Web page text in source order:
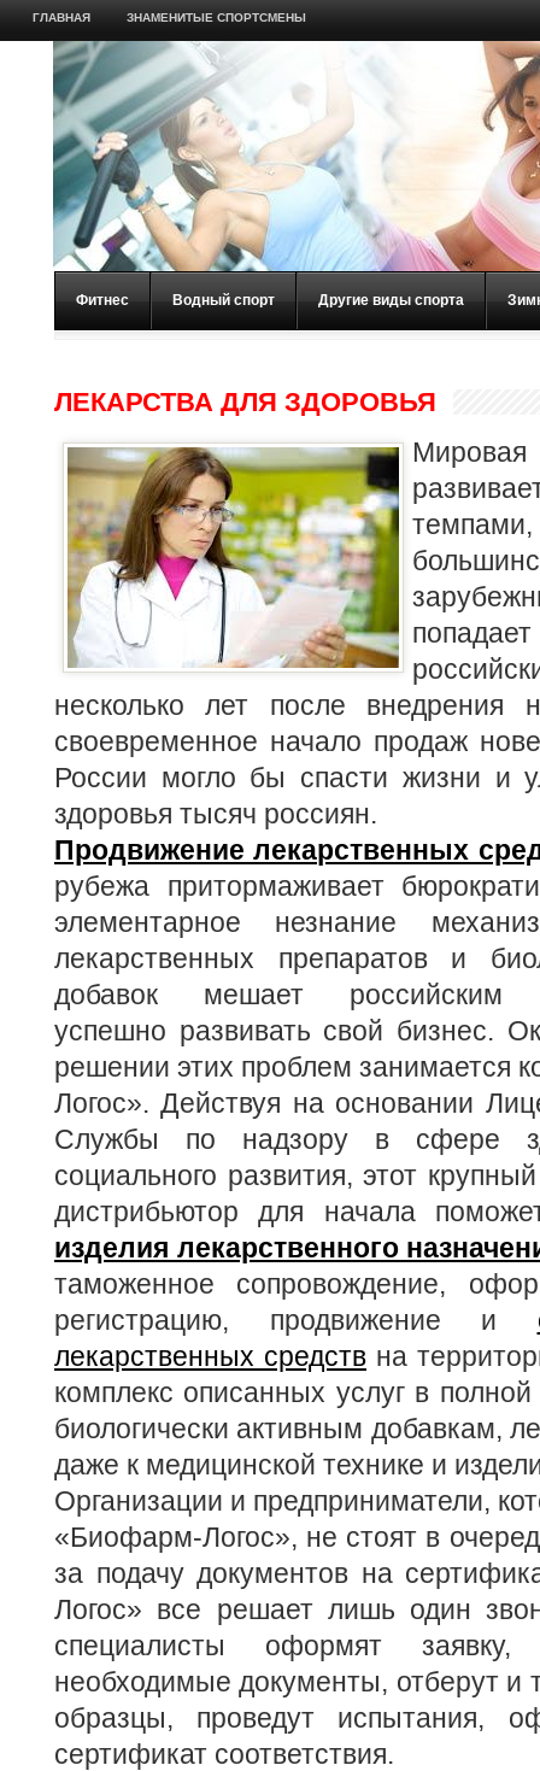
ГЛАВНАЯ ЗНАМЕНИТЫЕ СПОРТСМЕНЫ
Фитнес Водный спорт Другие виды спорта
ЛЕКАРСТВА ДЛЯ ЗДОРОВЬЯ
несколько лет после внедрения
своевременное начало продаж
России могло бы спасти жизни и
здоровья тысяч россиян.
Продвижение лекарственных
рубежа притормаживает
элементарное незнание
лекарственных препаратов и
добавок мешает российским
успешно развивать свой бизнес.
решении этих проблем занимается
Логос». Действуя на основании
Службы по надзору в сфере
социального развития, этот
дистрибьютор для начала
изделия лекарственного
таможенное сопровождение,
регистрацию, продвижение и
лекарственных средств на
комплекс описанных услуг в
биологически активным добавкам,
даже к медицинской технике и
Организации и предприниматели,
«Биофарм-Логос», не стоят в
за подачу документов на
Логос» все решает лишь один
специалисты оформят заявку,
необходимые документы, отберут и
образцы, проведут испытания,
сертификат соответствия.